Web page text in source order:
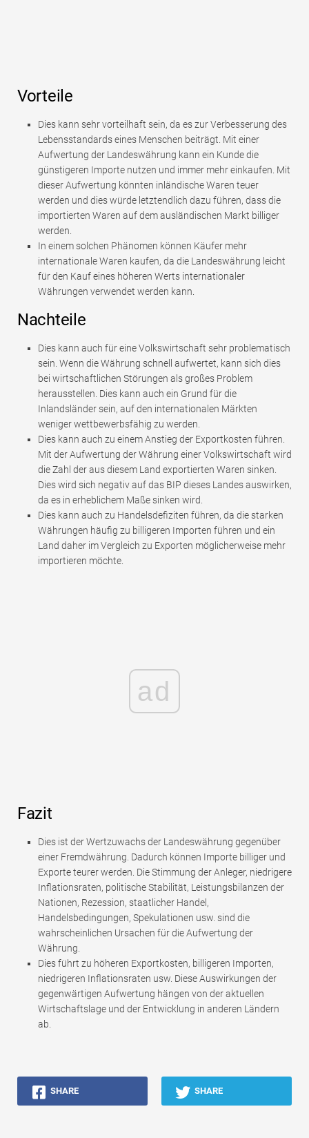
Vorteile
Dies kann sehr vorteilhaft sein, da es zur Verbesserung des
Lebensstandards eines Menschen beiträgt. Mit einer
Aufwertung der Landeswährung kann ein Kunde die
günstigeren Importe nutzen und immer mehr einkaufen. Mit
dieser Aufwertung könnten inländische Waren teuer
werden und dies würde letztendlich dazu führen, dass die
importierten Waren auf dem ausländischen Markt billiger
werden.
In einem solchen Phänomen können Käufer mehr
internationale Waren kaufen, da die Landeswährung leicht
für den Kauf eines höheren Werts internationaler
Währungen verwendet werden kann.
Nachteile
Dies kann auch für eine Volkswirtschaft sehr problematisch
sein. Wenn die Währung schnell aufwertet, kann sich dies
bei wirtschaftlichen Störungen als großes Problem
herausstellen. Dies kann auch ein Grund für die
Inlandsländer sein, auf den internationalen Märkten
weniger wettbewerbsfähig zu werden.
Dies kann auch zu einem Anstieg der Exportkosten führen.
Mit der Aufwertung der Währung einer Volkswirtschaft wird
die Zahl der aus diesem Land exportierten Waren sinken.
Dies wird sich negativ auf das BIP dieses Landes auswirken,
da es in erheblichem Maße sinken wird.
Dies kann auch zu Handelsdefiziten führen, da die starken
Währungen häufig zu billigeren Importen führen und ein
Land daher im Vergleich zu Exporten möglicherweise mehr
importieren möchte.
ad
Fazit
Dies ist der Wertzuwachs der Landeswährung gegenüber
einer Fremdwährung. Dadurch können Importe billiger und
Exporte teurer werden. Die Stimmung der Anleger, niedrigere
Inflationsraten, politische Stabilität, Leistungsbilanzen der
Nationen, Rezession, staatlicher Handel,
Handelsbedingungen, Spekulationen usw. sind die
wahrscheinlichen Ursachen für die Aufwertung der
Währung.
Dies führt zu höheren Exportkosten, billigeren Importen,
niedrigeren Inflationsraten usw. Diese Auswirkungen der
gegenwärtigen Aufwertung hängen von der aktuellen
Wirtschaftslage und der Entwicklung in anderen Ländern
ab.
SHARE SHARE